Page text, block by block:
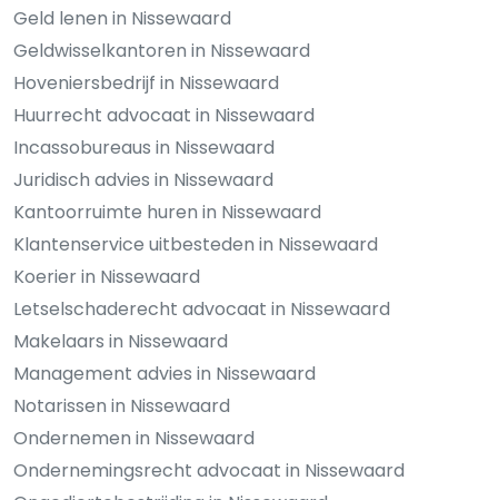
Geld lenen in Nissewaard
Geldwisselkantoren in Nissewaard
Hoveniersbedrijf in Nissewaard
Huurrecht advocaat in Nissewaard
Incassobureaus in Nissewaard
Juridisch advies in Nissewaard
Kantoorruimte huren in Nissewaard
Klantenservice uitbesteden in Nissewaard
Koerier in Nissewaard
Letselschaderecht advocaat in Nissewaard
Makelaars in Nissewaard
Management advies in Nissewaard
Notarissen in Nissewaard
Ondernemen in Nissewaard
Ondernemingsrecht advocaat in Nissewaard